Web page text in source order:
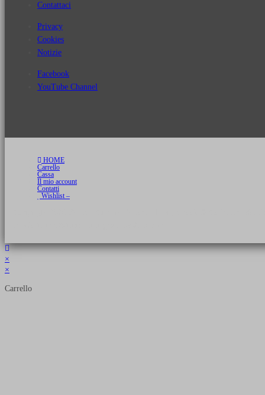
Contattaci
Privacy
Cookies
Notizie
Facebook
YouTube Channel
HOME
Carrello
Cassa
Il mio account
Contatti
Wishlist –
×
×
Carrello